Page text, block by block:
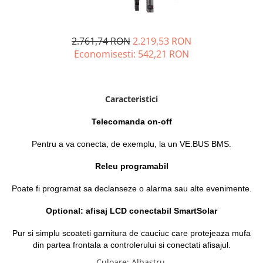
Panouri fotovoltaice
Sisteme prindere panouri
MPPT
Sisteme de stocare energie
2.761,74 RON2.219,53 RON
Economisesti: 542,21 RON
Caracteristici
Telecomanda on-off
Pentru a va conecta, de exemplu, la un VE.BUS BMS.
Releu programabil
Poate fi programat sa declanseze o alarma sau alte evenimente.
Optional: afisaj LCD conectabil SmartSolar
Pur si simplu scoateti garnitura de cauciuc care protejeaza mufa
din partea frontala a controlerului si conectati afisajul.